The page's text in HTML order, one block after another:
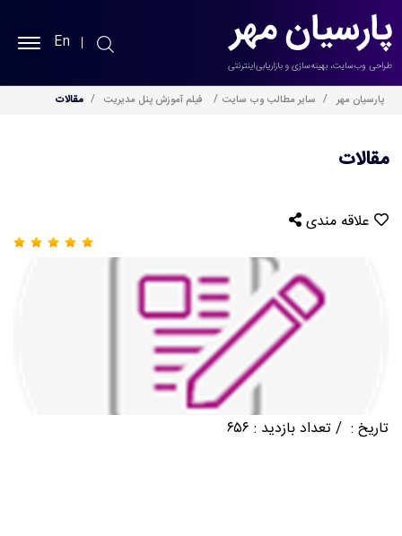
پارسیان مهر
خدمات
بلاگ
درباره ما
تماس با ما
En
پارسیان مهر سایر مطالب وب سایت فیلم آموزش پنل مدیریت مقالات
مقالات
علاقه مندی
تاریخ : /تعداد بازدید : ۶۵۶